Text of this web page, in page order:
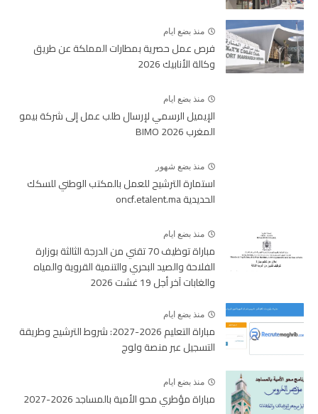
منذ بضع ايام
فرص عمل حصرية بمطارات المملكة عن طريق
وكالة الأنابيك 2026
منذ بضع ايام
الإيميل الرسمي لإرسال طلب عمل إلى شركة بيمو
المغرب BIMO 2026
منذ بضع شهور
استمارة الترشيح للعمل بالمكتب الوطني للسكك
الحديدية oncf.etalent.ma
منذ بضع ايام
مباراة توظيف 70 تقني من الدرجة الثالثة بوزارة
الفلاحة والصيد البحري والتنمية القروية والمياه
والغابات آخر أجل 19 غشت 2026
منذ بضع ايام
مباراة التعليم 2026-2027: شروط الترشيح وطريقة
التسجيل عبر منصة ولوج
منذ بضع ايام
مباراة مؤطري محو الأمية بالمساجد 2026-2027